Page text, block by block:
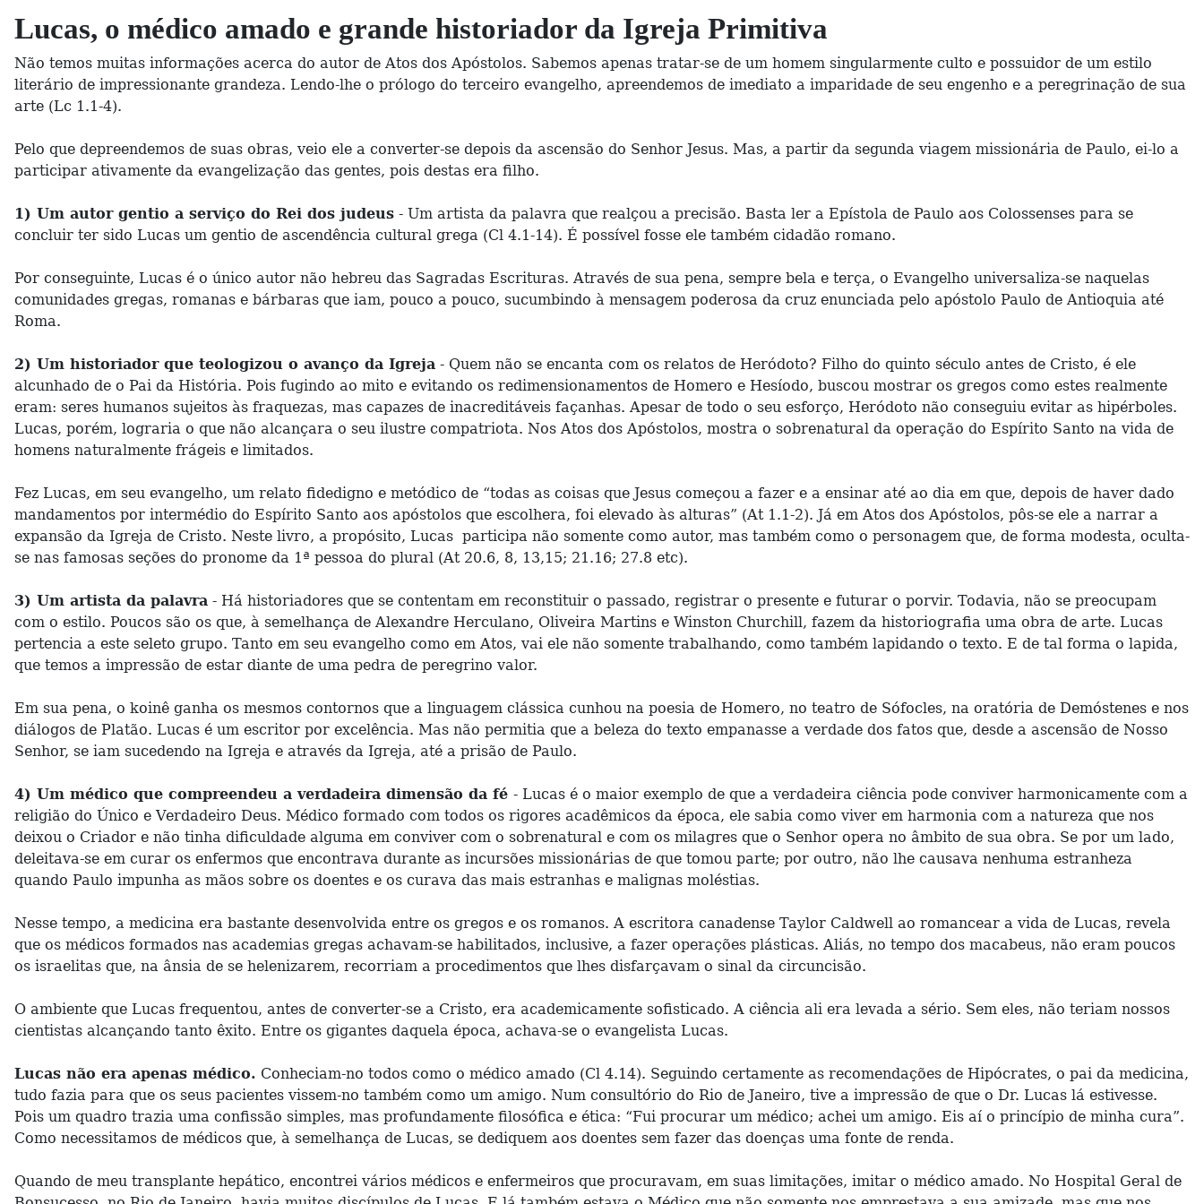
Lucas, o médico amado e grande historiador da Igreja Primitiva
Não temos muitas informações acerca do autor de Atos dos Apóstolos. Sabemos apenas tratar-se de um homem singularmente culto e possuidor de um estilo
literário de impressionante grandeza. Lendo-lhe o prólogo do terceiro evangelho, apreendemos de imediato a imparidade de seu engenho e a peregrinação de sua
arte (Lc 1.1-4).
Pelo que depreendemos de suas obras, veio ele a converter-se depois da ascensão do Senhor Jesus. Mas, a partir da segunda viagem missionária de Paulo, ei-lo a
participar ativamente da evangelização das gentes, pois destas era filho.
1) Um autor gentio a serviço do Rei dos judeus - Um artista da palavra que realçou a precisão. Basta ler a Epístola de Paulo aos Colossenses para se
concluir ter sido Lucas um gentio de ascendência cultural grega (Cl 4.1-14). É possível fosse ele também cidadão romano.
Por conseguinte, Lucas é o único autor não hebreu das Sagradas Escrituras. Através de sua pena, sempre bela e terça, o Evangelho universaliza-se naquelas
comunidades gregas, romanas e bárbaras que iam, pouco a pouco, sucumbindo à mensagem poderosa da cruz enunciada pelo apóstolo Paulo de Antioquia até
Roma.
2) Um historiador que teologizou o avanço da Igreja - Quem não se encanta com os relatos de Heródoto? Filho do quinto século antes de Cristo, é ele
alcunhado de o Pai da História. Pois fugindo ao mito e evitando os redimensionamentos de Homero e Hesíodo, buscou mostrar os gregos como estes realmente
eram: seres humanos sujeitos às fraquezas, mas capazes de inacreditáveis façanhas. Apesar de todo o seu esforço, Heródoto não conseguiu evitar as hipérboles.
Lucas, porém, lograria o que não alcançara o seu ilustre compatriota. Nos Atos dos Apóstolos, mostra o sobrenatural da operação do Espírito Santo na vida de
homens naturalmente frágeis e limitados.
Fez Lucas, em seu evangelho, um relato fidedigno e metódico de “todas as coisas que Jesus começou a fazer e a ensinar até ao dia em que, depois de haver dado
mandamentos por intermédio do Espírito Santo aos apóstolos que escolhera, foi elevado às alturas” (At 1.1-2). Já em Atos dos Apóstolos, pôs-se ele a narrar a
expansão da Igreja de Cristo. Neste livro, a propósito, Lucas participa não somente como autor, mas também como o personagem que, de forma modesta, oculta-
se nas famosas seções do pronome da 1ª pessoa do plural (At 20.6, 8, 13,15; 21.16; 27.8 etc).
3) Um artista da palavra - Há historiadores que se contentam em reconstituir o passado, registrar o presente e futurar o porvir. Todavia, não se preocupam
com o estilo. Poucos são os que, à semelhança de Alexandre Herculano, Oliveira Martins e Winston Churchill, fazem da historiografia uma obra de arte. Lucas
pertencia a este seleto grupo. Tanto em seu evangelho como em Atos, vai ele não somente trabalhando, como também lapidando o texto. E de tal forma o lapida,
que temos a impressão de estar diante de uma pedra de peregrino valor.
Em sua pena, o koinê ganha os mesmos contornos que a linguagem clássica cunhou na poesia de Homero, no teatro de Sófocles, na oratória de Demóstenes e nos
diálogos de Platão. Lucas é um escritor por excelência. Mas não permitia que a beleza do texto empanasse a verdade dos fatos que, desde a ascensão de Nosso
Senhor, se iam sucedendo na Igreja e através da Igreja, até a prisão de Paulo.
4) Um médico que compreendeu a verdadeira dimensão da fé - Lucas é o maior exemplo de que a verdadeira ciência pode conviver harmonicamente com a
religião do Único e Verdadeiro Deus. Médico formado com todos os rigores acadêmicos da época, ele sabia como viver em harmonia com a natureza que nos
deixou o Criador e não tinha dificuldade alguma em conviver com o sobrenatural e com os milagres que o Senhor opera no âmbito de sua obra. Se por um lado,
deleitava-se em curar os enfermos que encontrava durante as incursões missionárias de que tomou parte; por outro, não lhe causava nenhuma estranheza
quando Paulo impunha as mãos sobre os doentes e os curava das mais estranhas e malignas moléstias.
Nesse tempo, a medicina era bastante desenvolvida entre os gregos e os romanos. A escritora canadense Taylor Caldwell ao romancear a vida de Lucas, revela
que os médicos formados nas academias gregas achavam-se habilitados, inclusive, a fazer operações plásticas. Aliás, no tempo dos macabeus, não eram poucos
os israelitas que, na ânsia de se helenizarem, recorriam a procedimentos que lhes disfarçavam o sinal da circuncisão.
O ambiente que Lucas frequentou, antes de converter-se a Cristo, era academicamente sofisticado. A ciência ali era levada a sério. Sem eles, não teriam nossos
cientistas alcançando tanto êxito. Entre os gigantes daquela época, achava-se o evangelista Lucas.
Lucas não era apenas médico. Conheciam-no todos como o médico amado (Cl 4.14). Seguindo certamente as recomendações de Hipócrates, o pai da medicina,
tudo fazia para que os seus pacientes vissem-no também como um amigo. Num consultório do Rio de Janeiro, tive a impressão de que o Dr. Lucas lá estivesse.
Pois um quadro trazia uma confissão simples, mas profundamente filosófica e ética: “Fui procurar um médico; achei um amigo. Eis aí o princípio de minha cura”.
Como necessitamos de médicos que, à semelhança de Lucas, se dediquem aos doentes sem fazer das doenças uma fonte de renda.
Quando de meu transplante hepático, encontrei vários médicos e enfermeiros que procuravam, em suas limitações, imitar o médico amado. No Hospital Geral de